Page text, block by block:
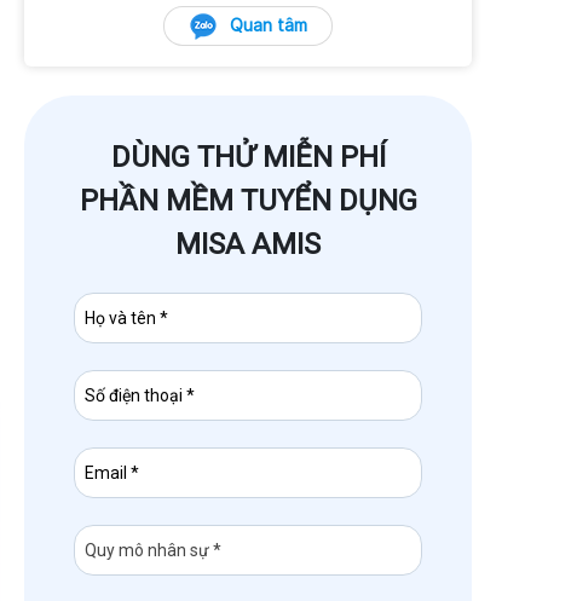
Quan tâm
DÙNG THỬ MIỄN PHÍ
PHẦN MỀM TUYỂN DỤNG
MISA AMIS